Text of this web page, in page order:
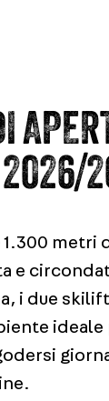
1.300 metri
e
i due
ideale